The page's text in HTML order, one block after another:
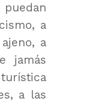
a
a
jamás
a las